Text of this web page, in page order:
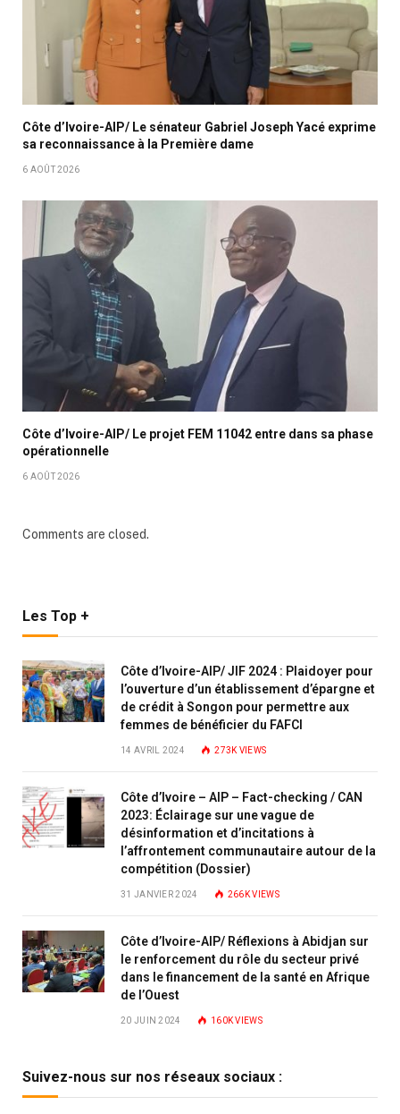
Côte d’Ivoire-AIP/ Le sénateur Gabriel Joseph Yacé exprime
sa reconnaissance à la Première dame
6 AOÛT 2026
Côte d’Ivoire-AIP/ Le projet FEM 11042 entre dans sa phase
opérationnelle
6 AOÛT 2026
Comments are closed.
Les Top +
Côte d’Ivoire-AIP/ JIF 2024 : Plaidoyer pour
l’ouverture d’un établissement d’épargne et
de crédit à Songon pour permettre aux
femmes de bénéficier du FAFCI
14 AVRIL 2024 273KVIEWS
Côte d’Ivoire – AIP – Fact-checking / CAN
2023: Éclairage sur une vague de
désinformation et d’incitations à
l’affrontement communautaire autour de la
compétition (Dossier)
31 JANVIER 2024 266KVIEWS
Côte d’Ivoire-AIP/ Réflexions à Abidjan sur
le renforcement du rôle du secteur privé
dans le financement de la santé en Afrique
de l’Ouest
20 JUIN 2024 160KVIEWS
Suivez-nous sur nos réseaux sociaux :